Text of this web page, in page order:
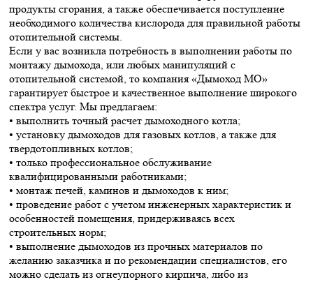
продукты сгорания, а также обеспечивается поступление
необходимого количества кислорода для правильной работы
отопительной системы.
Если у вас возникла потребность в выполнении работы по
монтажу дымохода, или любых манипуляций с
отопительной системой, то компания «Дымоход МО»
гарантирует быстрое и качественное выполнение широкого
спектра услуг. Мы предлагаем:
• выполнить точный расчет дымоходного котла;
• установку дымоходов для газовых котлов, а также для
твердотопливных котлов;
• только профессиональное обслуживание
квалифицированными работниками;
• монтаж печей, каминов и дымоходов к ним;
• проведение работ с учетом инженерных характеристик и
особенностей помещения, придерживаясь всех
строительных норм;
• выполнение дымоходов из прочных материалов по
желанию заказчика и по рекомендации специалистов, его
можно сделать из огнеупорного кирпича, либо из